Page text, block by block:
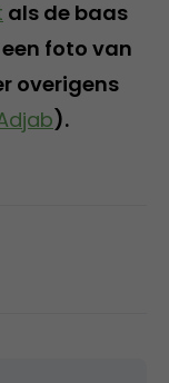
als de baas
foto van
overigens
).